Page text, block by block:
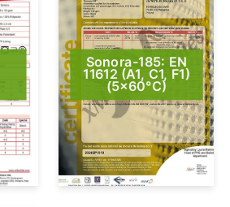
Sonora-185: EN
11612 (A1, C1, F1)
(5×60°C)